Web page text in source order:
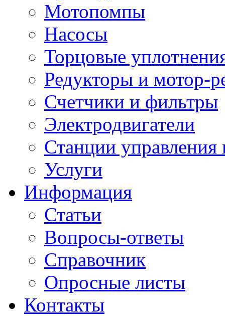
Мотопомпы
Насосы
Торцовые
Редукторы и мотор-
Счетчики и фильтры
Электродвигатели
Станции управления
Услуги
Информация
Статьи
Вопросы-ответы
Справочник
Опросные листы
Контакты